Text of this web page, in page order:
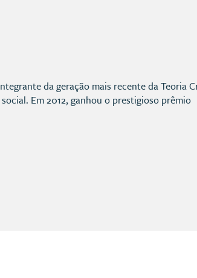
da geração mais recente da Teoria
Em 2012, ganhou o prestigioso prêmio